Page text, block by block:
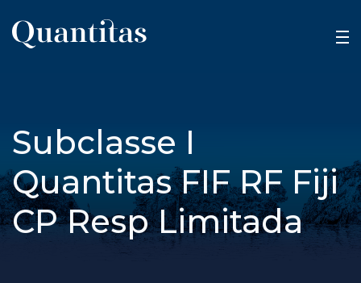
Subclasse I
Quantitas FIF RF Fiji
CP Resp Limitada